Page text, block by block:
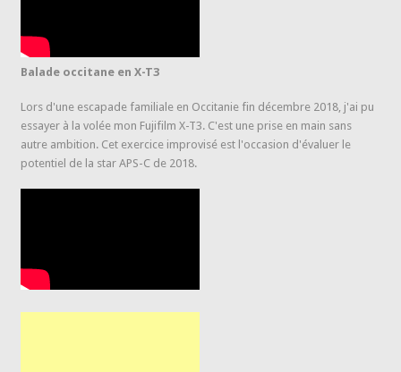
Balade occitane en X-T3
Lors d'une escapade familiale en Occitanie fin décembre 2018, j'ai pu
essayer à la volée mon Fujifilm X-T3. C'est une prise en main sans
autre ambition. Cet exercice improvisé est l'occasion d'évaluer le
potentiel de la star APS-C de 2018.